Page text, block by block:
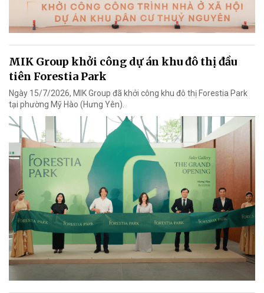
MIK Group khởi công dự án khu đô thị đầu
tiên Forestia Park
Ngày 15/7/2026, MIK Group đã khởi công khu đô thị Forestia Park
tại phường Mỹ Hào (Hưng Yên).